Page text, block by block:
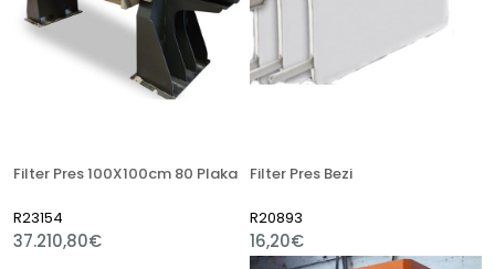
Filter Pres 100X100cm 80 Plaka
R23154
37.210,80€
Filter Pres Bezi
R20893
16,20€